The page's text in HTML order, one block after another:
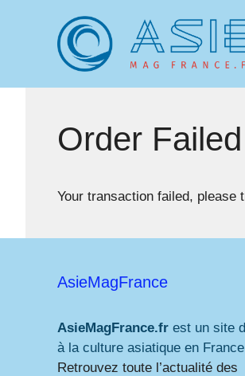
Order Failed
Your transaction failed, please
AsieMagFrance
AsieMagFrance.fr est un site
à la culture asiatique en
Retrouvez toute l’actualité des